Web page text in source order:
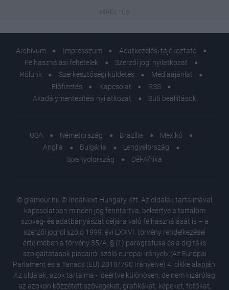
Archívum Impresszum
Adatkezelési tájékoztató
Felhasználási feltételek
Szerzői jogi nyilatkozat
Rólunk
Szerkesztőségi küldetés
Médiaajánlat
Előfizetés
Kapcsolat
RSS
Akadálymentesítési nyilatkozat
Süti beállítások
USA Németország Brazília
Mexikó
Anglia
Bulgária
Lengyelország
Spanyolország
Dél-Afrika
© glamour.hu © IndaNext Hungary Kft. Az oldalak tartalmával
kapcsolatban minden jog fenntartva, beleértve a tartalom
szöveg- és adatbányászat céljára való felhasználását is – a
szerzői jogról szóló 1999. évi LXXVI. törvény rendelkezései
értelmében a törvény 35/A. § (1) paragrafusa és a digitális
szolgáltatások piacairól szóló európai irányelv (Az Európai
Parlament és a Tanács (EU) 2019/790 Irányelve) 4. cikke alapján!
Az oldalak, azok tartalma - ideértve különösen, de nem kizárólag
az azokon közzétett szövegeket, grafikákat, képeket, fotókat,